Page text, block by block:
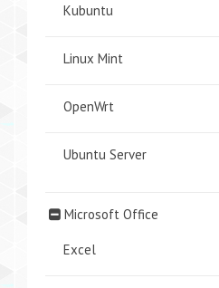
Kubuntu
Linux Mint
OpenWrt
Ubuntu Server
Microsoft Office
Excel